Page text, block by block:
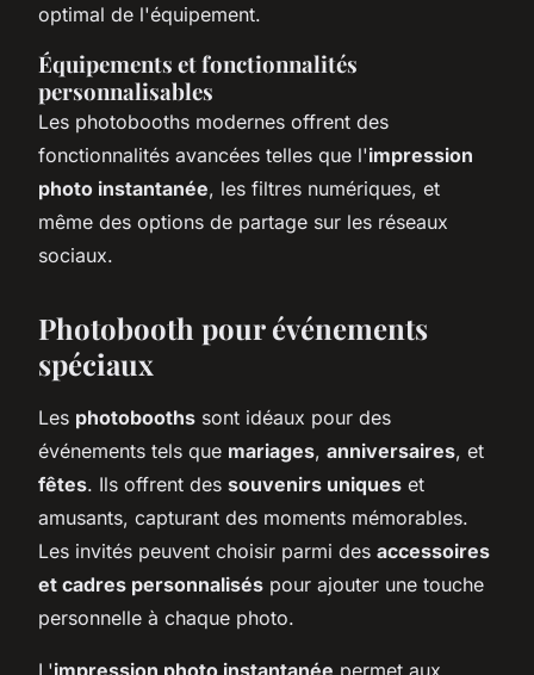
optimal de l'équipement.
Équipements et fonctionnalités
personnalisables
Les photobooths modernes offrent des
fonctionnalités avancées telles que l'impression
photo instantanée, les filtres numériques, et
même des options de partage sur les réseaux
sociaux.
Photobooth pour événements
spéciaux
Les photobooths sont idéaux pour des
événements tels que mariages, anniversaires, et
fêtes. Ils offrent des souvenirs uniques et
amusants, capturant des moments mémorables.
Les invités peuvent choisir parmi des accessoires
et cadres personnalisés pour ajouter une touche
personnelle à chaque photo.
L'impression photo instantanée permet aux